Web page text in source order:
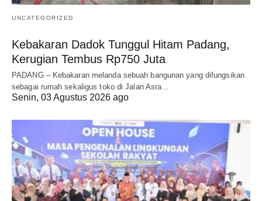
UNCATEGORIZED
Kebakaran Dadok Tunggul Hitam Padang,
Kerugian Tembus Rp750 Juta
PADANG – Kebakaran melanda sebuah bangunan yang difungsikan
sebagai rumah sekaligus toko di Jalan Asra…
Senin, 03 Agustus 2026 ago